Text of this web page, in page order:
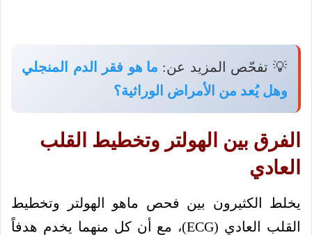
💡 تفحّص المزيد عن: ما هو فقر الدم المنجلي
وهل يُعد من الأمراض الوراثية؟
الفرق بين الهولتر وتخطيط القلب
العادي
يخلط الكثيرون بين فحص ماهو الهولتر وتخطيط
القلب العادي (ECG)، مع أن كل منهما يخدم هدفاً